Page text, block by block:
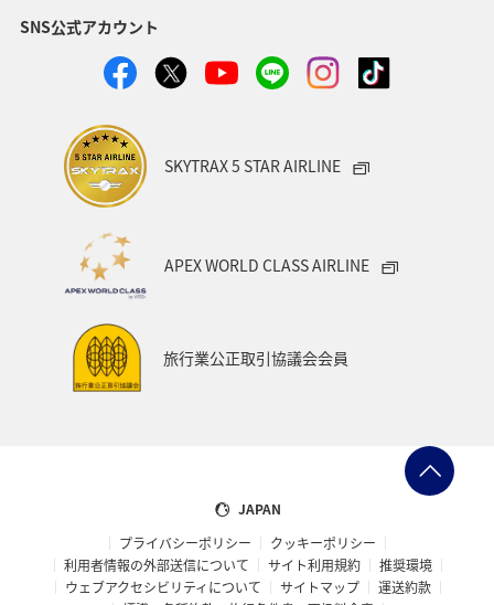
SNS公式アカウント
SKYTRAX 5 STAR AIRLINE
APEX WORLD CLASS AIRLINE
旅行業公正取引協議会会員
JAPAN
プライバシーポリシー
クッキーポリシー
利用者情報の外部送信について
サイト利用規約
推奨環境
ウェブアクセシビリティについて
サイトマップ
運送約款